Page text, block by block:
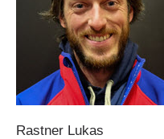
Direction
Rastner Lukas